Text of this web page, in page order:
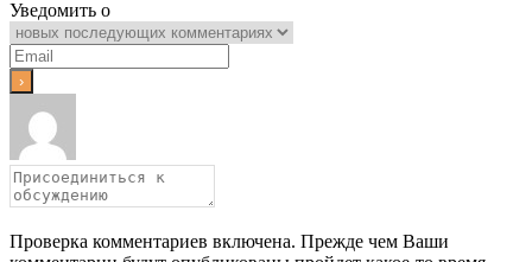
Уведомить о
Проверка комментариев включена. Прежде чем Ваши